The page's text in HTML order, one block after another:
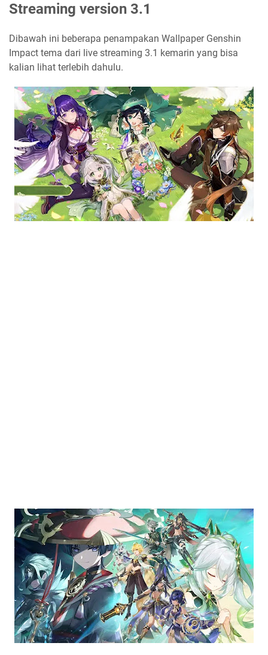
Streaming version 3.1
Dibawah ini beberapa penampakan Wallpaper Genshin
Impact tema dari live streaming 3.1 kemarin yang bisa
kalian lihat terlebih dahulu.